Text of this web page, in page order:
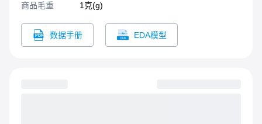
商品毛重 1克(g)
数据手册 EDA模型